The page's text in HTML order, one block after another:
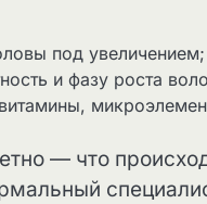
под увеличением;
и фазу роста
— что